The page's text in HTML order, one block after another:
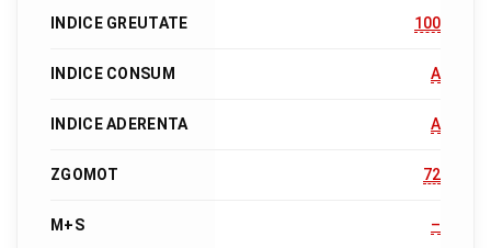
INDICE GREUTATE 100
INDICE CONSUM A
INDICE ADERENTA A
ZGOMOT 72
M+S –